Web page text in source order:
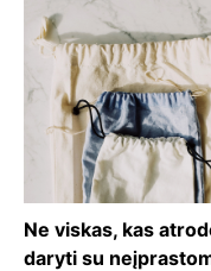
Ne viskas, kas
daryti su